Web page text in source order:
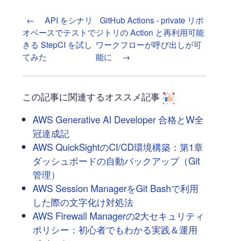
←
API をシナリ
オベースでテストで
きる StepCI を試し
てみた
GitHub Actions - private リポ
ジトリの Action と再利用可能
ワークフローが呼び出しが可
能に
→
この記事に関連するオススメ記事
AWS Generative AI Developer 合格とW全
冠達成記
AWS QuickSightのCI/CD環境構築：第1章
ダッシュボードの自動バックアップ（Git
管理）
AWS Session ManagerをGit Bashで利用
した際の文字化け対処法
AWS Firewall Managerの2大セキュリティ
ポリシー：初心者でもわかる実践＆運用